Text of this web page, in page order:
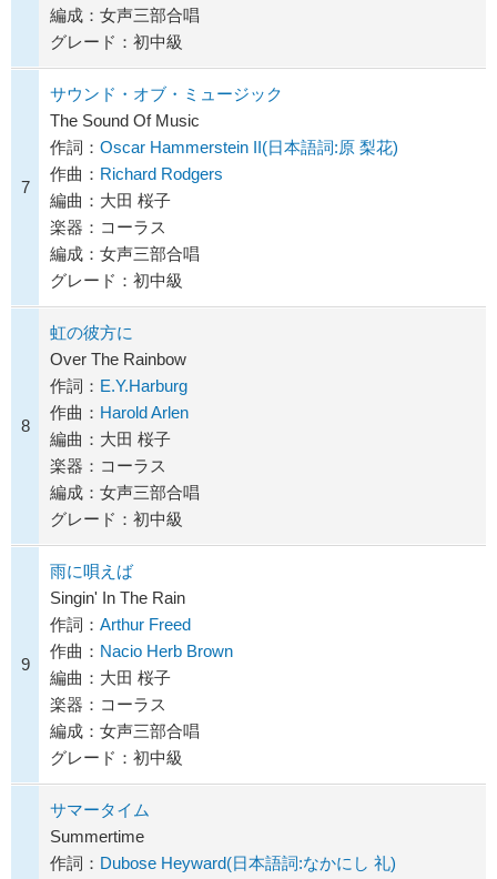
編成：女声三部合唱
グレード：初中級
7
サウンド・オブ・ミュージック
The Sound Of Music
作詞： Oscar Hammerstein II(日本語詞:原 梨花)
作曲： Richard Rodgers
編曲：大田 桜子
楽器：コーラス
編成：女声三部合唱
グレード：初中級
8
虹の彼方に
Over The Rainbow
作詞： E.Y.Harburg
作曲： Harold Arlen
編曲：大田 桜子
楽器：コーラス
編成：女声三部合唱
グレード：初中級
9
雨に唄えば
Singin' In The Rain
作詞： Arthur Freed
作曲： Nacio Herb Brown
編曲：大田 桜子
楽器：コーラス
編成：女声三部合唱
グレード：初中級
サマータイム
Summertime
作詞： Dubose Heyward(日本語詞:なかにし 礼)